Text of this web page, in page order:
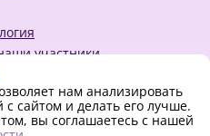
участники
нам анализировать
с сайтом и делать его лучше.
вы соглашаетесь с нашей